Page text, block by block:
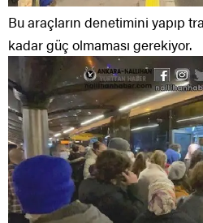
Bu araçların denetimini yapıp
kadar güç olmaması gerekiyor.